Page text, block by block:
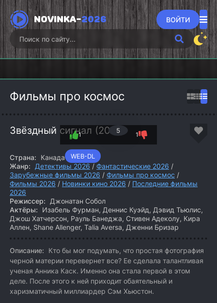
NOVINKA-2026 ВОЙТИ
Викинги:
Вальхалла
Фоллаут (2026)
Гангстерленд
(2026)
Фильмы про космос
Звёздный сигнал (2026)
WEB-DL
5
1 1
Страна:
Канада
Жанр:
Детективы 2026 / Фантастические 2026 /
Зарубежные фильмы 2026 / Фильмы про космос /
Фильмы 2026 / Новинки кино 2026 / Последние фильмы
2026
Режиссер:
Джонатан Собол
Актёры:
Изабель Фурман, Деннис Куэйд, Дэвид Тьюлис,
Джош Хатчерсон, Рауль Банеджа, Стивен Адеколу, Кира
Аллен, Shane Allenger, Talia Aversa, Дженни Бризар
Описание:
Кто бы мог подумать, что простая фотография
черной материи перевернет все? Ее сделала талантливая
ученая Анника Каск. Именно она стала первой в этом
деле. После этого к ней приходит обаятельный и
харизматичный миллиардер Сэм Хьюстон.